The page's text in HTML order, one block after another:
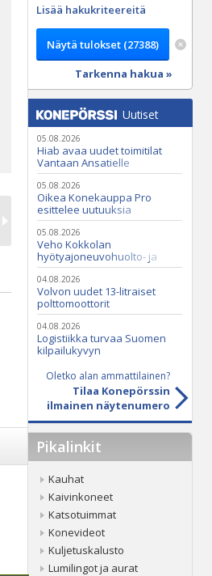
Lisää hakukriteereitä
Tarkenna hakua »
Uutiset
05.08.2026
Hiab avaa uudet toimitilat
Vantaan Ansatielle
05.08.2026
Oikea Konekauppa Pro
esittelee uutuuksia
ammattikäyttöön
05.08.2026
Veho Kokkolan
hyötyajoneuvohuolto- ja
varaosatoiminnot Q2 Service
Oy:lle lokakuussa
04.08.2026
Volvon uudet 13-litraiset
polttomoottorit
04.08.2026
Logistiikka turvaa Suomen
kilpailukyvyn
Oletko alan ammattilainen?
Tilaa Konepörssin
ilmainen näytenumero
Pikalinkit
Kauhat
Kaivinkoneet
Katsotuimmat
Konevideot
Kuljetuskalusto
Lumilingot ja aurat